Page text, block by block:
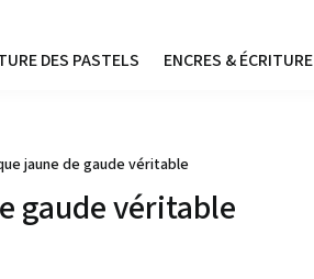
DES PASTELS ENCRES & ÉCRITURE
jaune de gaude véritable
gaude véritable